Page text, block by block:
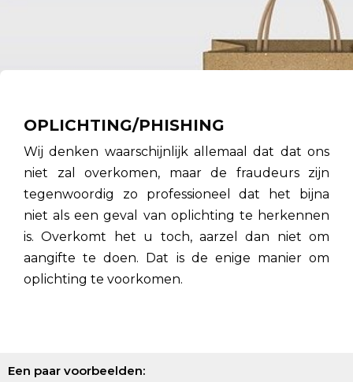
OPLICHTING/PHISHING
Wij denken waarschijnlijk allemaal dat dat ons
niet zal overkomen, maar de fraudeurs zijn
tegenwoordig zo professioneel dat het bijna
niet als een geval van oplichting te herkennen
is. Overkomt het u toch, aarzel dan niet om
aangifte te doen. Dat is de enige manier om
oplichting te voorkomen.
Een paar voorbeelden: